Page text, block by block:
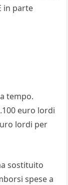
in parte
tempo.
euro lordi
lordi per
sostituito
spese a